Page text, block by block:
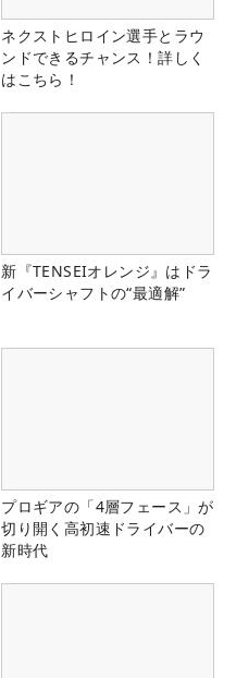
ネクストヒロイン選手とラウ
ンドできるチャンス！詳しく
はこちら！
新『TENSEIオレンジ』はドラ
イバーシャフトの“最適解”
プロギアの「4層フェース」が
切り開く高初速ドライバーの
新時代